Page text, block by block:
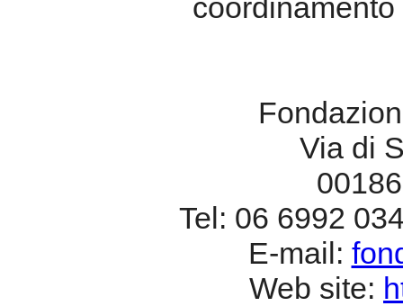
Via di
Tel: 06 6992
E-mail:
Web site: